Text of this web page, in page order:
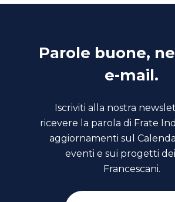
Parole buone,
e-mail.
Iscriviti alla nostra
ricevere la parola di Frate
aggiornamenti sul
eventi e sui progetti
Francescani.